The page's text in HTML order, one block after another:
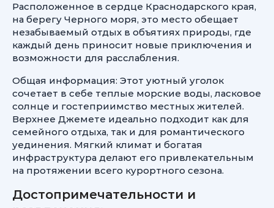
Расположенное в сердце Краснодарского края,
на берегу Черного моря, это место обещает
незабываемый отдых в объятиях природы, где
каждый день приносит новые приключения и
возможности для расслабления.
Общая информация: Этот уютный уголок
сочетает в себе теплые морские воды, ласковое
солнце и гостеприимство местных жителей.
Верхнее Джемете идеально подходит как для
семейного отдыха, так и для романтического
уединения. Мягкий климат и богатая
инфраструктура делают его привлекательным
на протяжении всего курортного сезона.
Достопримечательности и